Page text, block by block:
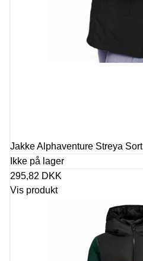
Jakke Alphaventure Streya Sort
Ikke på lager
295,82 DKK
Vis produkt